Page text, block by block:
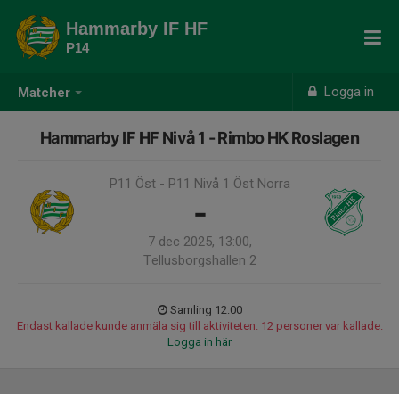
Matcher Logga in
Hammarby IF HF
P14
Hammarby IF HF Nivå 1 - Rimbo HK Roslagen
P11 Öst - P11 Nivå 1 Öst Norra
-
7 dec 2025, 13:00,
Tellusborgshallen 2
Samling 12:00
Endast kallade kunde anmäla sig till aktiviteten. 12 personer var kallade.
Logga in här